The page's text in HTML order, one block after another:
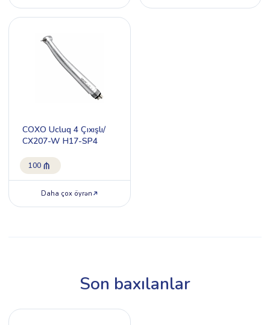
COXO Ucluq 4 Çıxışlı/
CX207-W H17-SP4
100
Daha çox öyrən
Son baxılanlar